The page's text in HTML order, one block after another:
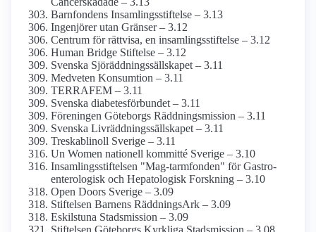
Barnfondens Insamlings­stiftelse – 3.13
Ingenjörer utan Gränser – 3.12
Centrum för rättvisa, en insamlings­stiftelse – 3.12
Human Bridge Stiftelse – 3.12
Svenska Sjöräddnings­sällskapet – 3.11
Medveten Konsumtion – 3.11
TERRAFEM – 3.11
Svenska diabetes­förbundet – 3.11
Föreningen Göteborgs Räddnings­mission – 3.11
Svenska Livräddningssällskapet – 3.11
Treskablinoll Sverige – 3.11
Un Women nationell kommitté Sverige – 3.10
Insamlings­stiftelsen "Mag-tarmfonden" för Gastro­
enterologisk och Hepatologisk Forskning – 3.10
Open Doors Sverige – 3.09
Stiftelsen Barnens RäddningsArk – 3.09
Eskilstuna Stadsmission – 3.09
Stiftelsen Göteborgs Kyrkliga Stads­mission – 3.08